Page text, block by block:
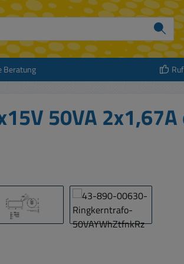
Beratung
50VA